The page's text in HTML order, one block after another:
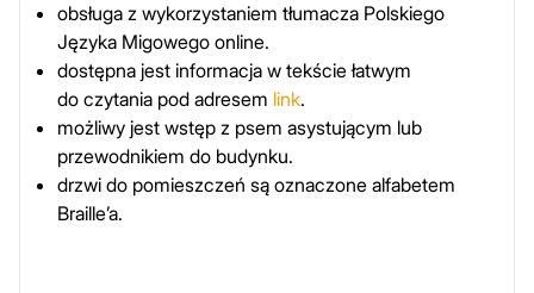
obsługa z wykorzystaniem tłumacza Polskiego
Języka Migowego online.
dostępna jest informacja w tekście łatwym
do czytania pod adresem link.
możliwy jest wstęp z psem asystującym lub
przewodnikiem do budynku.
drzwi do pomieszczeń są oznaczone alfabetem
Braille’a.